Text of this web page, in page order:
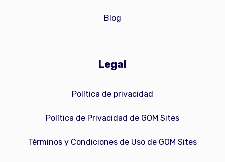
Blog
Legal
Política de privacidad
Política de Privacidad de GOM Sites
Términos y Condiciones de Uso de GOM Sites